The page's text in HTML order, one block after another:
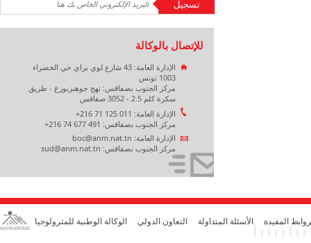
للإتصال بالوكالة
الإدارة العامة: 43 شارع لوي براي حي الخضراء
1003 تونس
مركز الجنوب بصفاقس: نهج جوهنزبورغ - طريق
سكرة كلم 2.5 - 3052 صفاقس
الإدارة العامة: 011 125 71 216+
مركز الجنوب بصفاقس: 491 677 74 216+
الإدارة العامة: boc@anm.nat.tn
مركز الجنوب بصفاقس: sud@anm.nat.tn
الوكالة الوطنية للمترولوجيا التعاون الدولي الأسئلة المتداولة المفيدة